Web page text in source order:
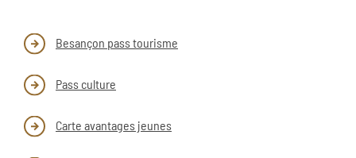
Besançon pass tourisme
Pass culture
Carte avantages jeunes